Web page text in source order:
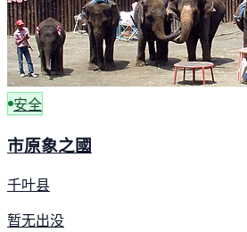
安全
市原象之國
千叶县
暂无出没